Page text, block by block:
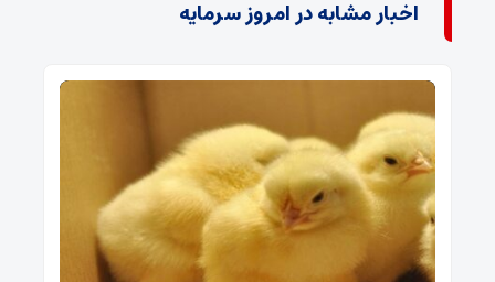
اخبار مشابه در امروز سرمایه